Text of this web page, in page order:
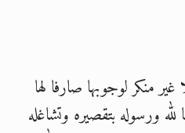
منكر لوجوبها صارفا لها
ورسوله بتقصيره وتشاغله